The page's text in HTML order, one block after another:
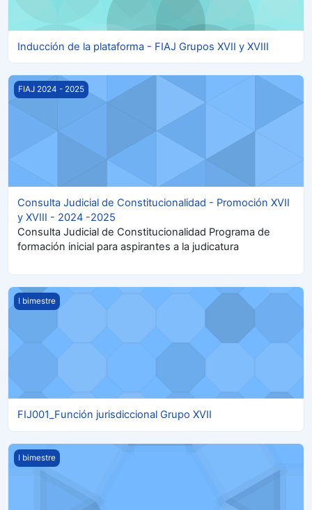
Inducción de la plataforma - FIAJ Grupos XVII y XVIII
Consulta Judicial de Constitucionalidad - Promoción XVII y
FIAJ 2024 - 2025
Consulta Judicial de Constitucionalidad - Promoción XVII
y XVIII - 2024 -2025
Consulta Judicial de Constitucionalidad Programa de
formación inicial para aspirantes a la judicatura
FIJ001_Función jurisdiccional Grupo XVII
I bimestre
FIJ001_Función jurisdiccional Grupo XVII
FIJ001_Función jurisdiccional Grupo XVIII
I bimestre